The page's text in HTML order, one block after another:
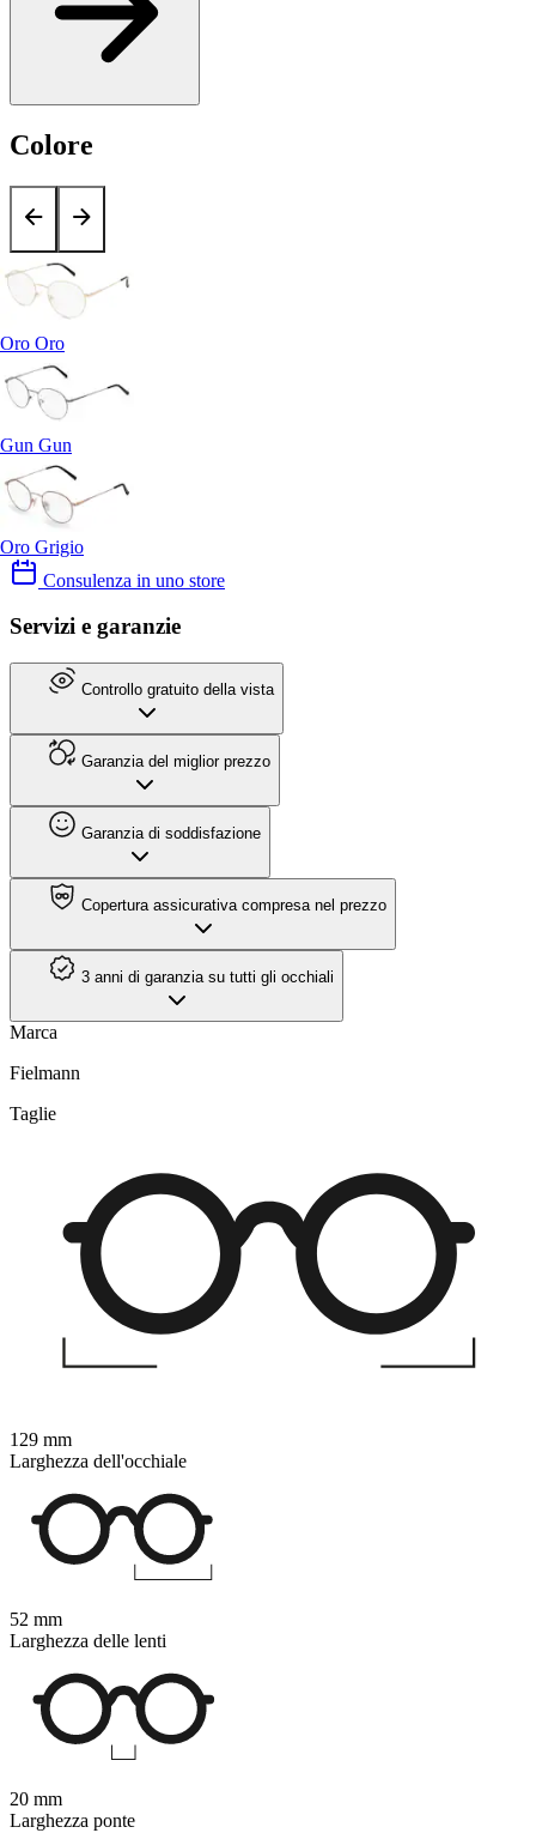
Colore
Oro Oro
Gun Gun
Oro Grigio
Consulenza in uno store
Servizi e garanzie
Controllo gratuito della vista
Garanzia del miglior prezzo
Garanzia di soddisfazione
Copertura assicurativa compresa nel prezzo
3 anni di garanzia su tutti gli occhiali
Marca
Fielmann
Taglie
129 mm
Larghezza dell'occhiale
52 mm
Larghezza delle lenti
20 mm
Larghezza ponte